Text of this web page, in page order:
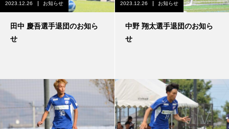
2023.12.26 お知らせ
田中 慶吾選手退団のお知ら
せ
2023.12.26 お知らせ
中野 翔太選手退団のお知ら
せ